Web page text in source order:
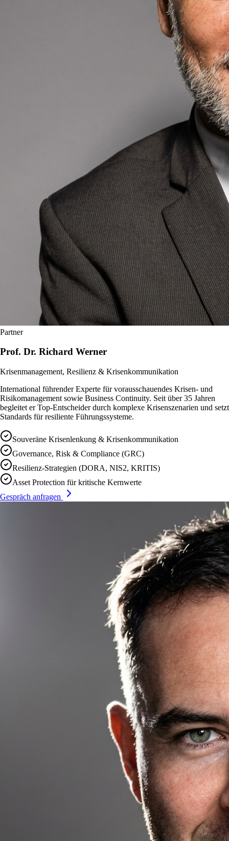
Partner
Prof. Dr. Richard Werner
Krisenmanagement, Resilienz & Krisenkommunikation
International führender Experte für vorausschauendes Krisen- und
Risikomanagement sowie Business Continuity. Seit über 35 Jahren
begleitet er Top-Entscheider durch komplexe Krisenszenarien und setzt
Standards für resiliente Führungssysteme.
Souveräne Krisenlenkung & Krisenkommunikation
Governance, Risk & Compliance (GRC)
Resilienz-Strategien (DORA, NIS2, KRITIS)
Asset Protection für kritische Kernwerte
Gespräch anfragen